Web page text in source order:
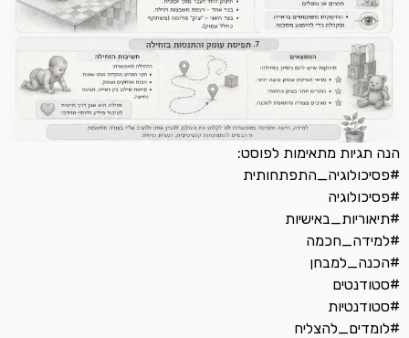
הנה תגיות מתאימות לפוסט:
#פסיכולוגיה_התפתחותית
#פסיכולוגיה
#תיאוריות_באישיות
#למידה_חכמה
#הכנה_למבחן
#סטודנטים
#סטודנטיות
#לומדים_להצליח